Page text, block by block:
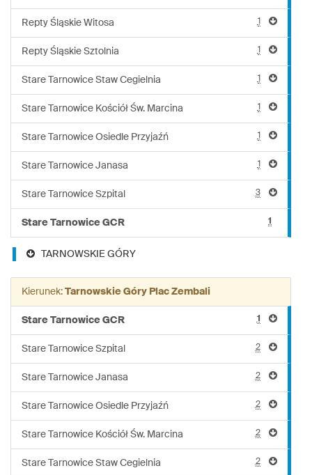
Repty Śląskie Witosa 1
Repty Śląskie Sztolnia 1
Stare Tarnowice Staw Cegielnia 1
Stare Tarnowice Kościół Św. Marcina 1
Stare Tarnowice Osiedle Przyjaźń 1
Stare Tarnowice Janasa 1
Stare Tarnowice Szpital 3
Stare Tarnowice GCR 1
TARNOWSKIE GÓRY
Kierunek: Tarnowskie Góry Plac Zembali
Stare Tarnowice GCR 1
Stare Tarnowice Szpital 2
Stare Tarnowice Janasa 2
Stare Tarnowice Osiedle Przyjaźń 2
Stare Tarnowice Kościół Św. Marcina 2
Stare Tarnowice Staw Cegielnia 2